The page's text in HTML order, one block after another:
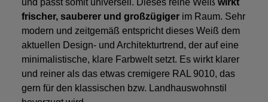
frischer, sauberer und großzügiger im Raum. Sehr
modern und zeitgemäß entspricht dieses Weiß dem
aktuellen Design- und Architekturtrend, der auf eine
minimalistische, klare Farbwelt setzt. Es wirkt klarer
und reiner als das etwas cremigere RAL 9010, das
gern für den klassischen bzw. Landhauswohnstil